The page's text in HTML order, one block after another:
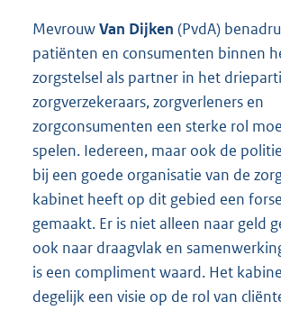
MevrouwVan Dijken (PvdA)
patiënten en consumenten binnen
zorgstelsel als partner in het
zorgverzekeraars, zorgverleners en
zorgconsumenten een sterke rol
spelen. Iedereen, maar ook de
bij een goede organisatie van de
kabinet heeft op dit gebied een
gemaakt. Er is niet alleen naar geld
ook naar draagvlak en
is een compliment waard. Het
degelijk een visie op de rol van